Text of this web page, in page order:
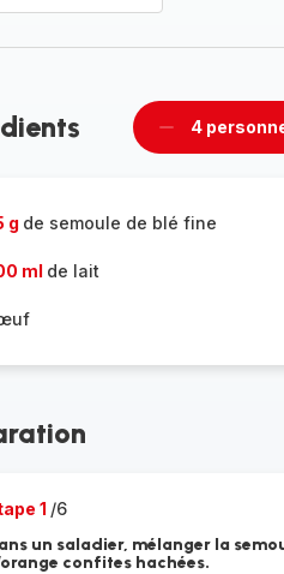
Supprimer
4
g de semoule de blé fine
ml de lait
1 /6
un saladier, mélanger la
confites hachées.